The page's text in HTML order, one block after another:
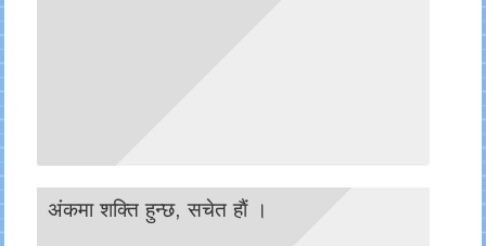
अंकमा शक्ति हुन्छ, सचेत हाैं ।